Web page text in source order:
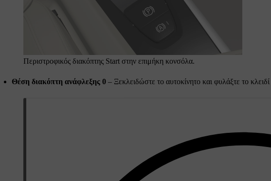
Περιστροφικός διακόπτης Start στην επιμήκη κονσόλα.
Θέση διακόπτη ανάφλεξης 0 – Ξεκλειδώστε το αυτοκίνητο και φυλάξτε το